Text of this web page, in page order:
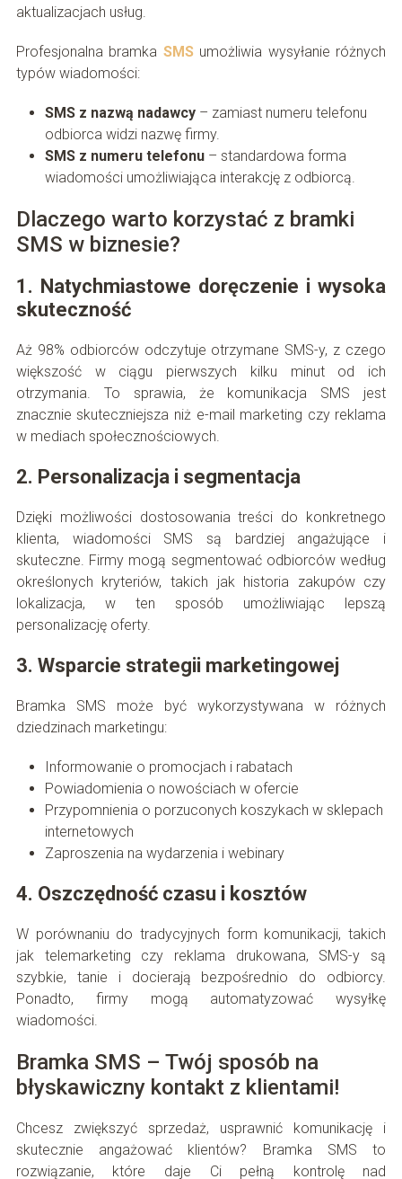
aktualizacjach usług.
Profesjonalna bramka SMSumożliwia wysyłanie różnych
typów wiadomości:
SMS z nazwą nadawcy– zamiast numeru telefonu
odbiorca widzi nazwę firmy.
SMS z numeru telefonu– standardowa forma
wiadomości umożliwiająca interakcję z odbiorcą.
Dlaczego warto korzystać z bramki
SMS w biznesie?
1. Natychmiastowe doręczenie i wysoka
skuteczność
Aż 98% odbiorców odczytuje otrzymane SMS-y, z czego
większość w ciągu pierwszych kilku minut od ich
otrzymania. To sprawia, że komunikacja SMS jest
znacznie skuteczniejsza niż e-mail marketing czy reklama
w mediach społecznościowych.
2. Personalizacja i segmentacja
Dzięki możliwości dostosowania treści do konkretnego
klienta, wiadomości SMS są bardziej angażujące i
skuteczne. Firmy mogą segmentować odbiorców według
określonych kryteriów, takich jak historia zakupów czy
lokalizacja, w ten sposób umożliwiając lepszą
personalizację oferty.
3. Wsparcie strategii marketingowej
Bramka SMS może być wykorzystywana w różnych
dziedzinach marketingu:
Informowanie o promocjach i rabatach
Powiadomienia o nowościach w ofercie
Przypomnienia o porzuconych koszykach w sklepach
internetowych
Zaproszenia na wydarzenia i webinary
4. Oszczędność czasu i kosztów
W porównaniu do tradycyjnych form komunikacji, takich
jak telemarketing czy reklama drukowana, SMS-y są
szybkie, tanie i docierają bezpośrednio do odbiorcy.
Ponadto, firmy mogą automatyzować wysyłkę
wiadomości.
Bramka SMS – Twój sposób na
błyskawiczny kontakt z klientami!
Chcesz zwiększyć sprzedaż, usprawnić komunikację i
skutecznie angażować klientów? Bramka SMS to
rozwiązanie, które daje Ci pełną kontrolę nad